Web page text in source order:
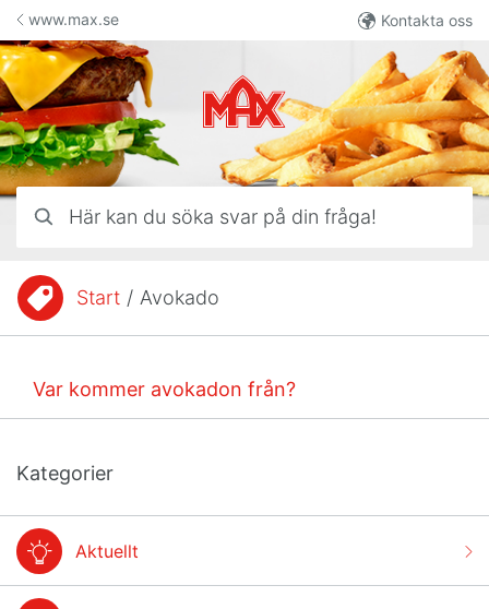
Hoppa till innehåll
Här kan du söka svar på din fråga!
www.max.se Kontakta oss
Du är här:Start / Avokado
Var kommer avokadon från?
Kategorier
Aktuellt